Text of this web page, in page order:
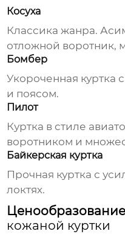
Косуха
Классика жанра.
отложной воротник,
Бомбер
Укороченная куртка
и поясом.
Пилот
Куртка в стиле
воротником и
Байкерская куртка
Прочная куртка с
локтях.
Ценообразование
кожаной куртки